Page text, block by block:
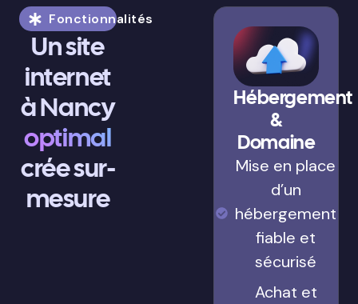
Fonctionnalités
Un site
internet
à Nancy
optimal
crée sur-
mesure
Hébergement
&
Domaine
Mise en place
d’un
hébergement
fiable et
sécurisé
Achat et